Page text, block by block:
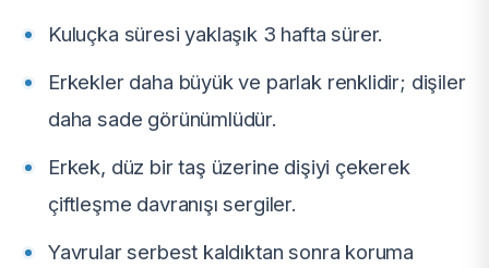
Kuluçka süresi yaklaşık 3 hafta sürer.
Erkekler daha büyük ve parlak renklidir; dişiler
daha sade görünümlüdür.
Erkek, düz bir taş üzerine dişiyi çekerek
çiftleşme davranışı sergiler.
Yavrular serbest kaldıktan sonra koruma